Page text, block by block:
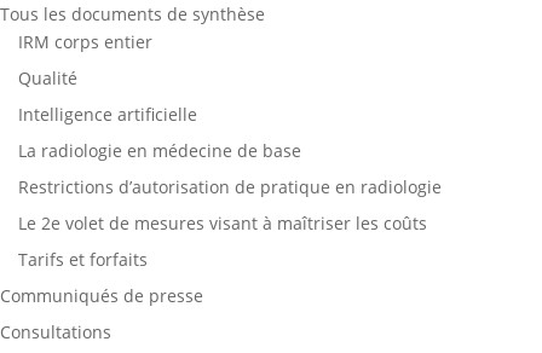
Tous les documents de synthèse
IRM corps entier
Qualité
Intelligence artificielle
La radiologie en médecine de base
Restrictions d’autorisation de pratique en radiologie
Le 2e volet de mesures visant à maîtriser les coûts
Tarifs et forfaits
Communiqués de presse
Consultations